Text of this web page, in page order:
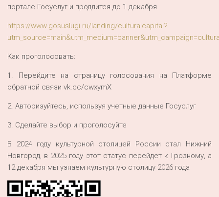
портале Госуслуг и продлится до 1 декабря.
https://www.gosuslugi.ru/landing/culturalcapital?
Как проголосовать:
1. Перейдите на страницу голосования на Платформе
обратной связи vk.cc/cwxymX
2. Авторизуйтесь, используя учетные данные Госуслуг
3. Сделайте выбор и проголосуйте
В 2024 году культурной столицей России стал Нижний
Новгород, в 2025 году этот статус перейдет к Грозному, а
12 декабря мы узнаем культурную столицу 2026 года